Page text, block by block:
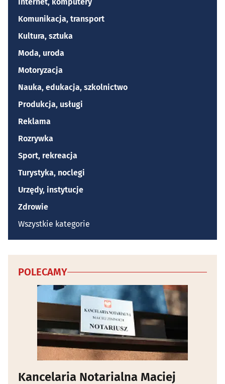
Komunikacja, transport
Kultura, sztuka
Moda, uroda
Motoryzacja
Nauka, edukacja, szkolnictwo
Produkcja, usługi
Reklama
Rozrywka
Sport, rekreacja
Turystyka, noclegi
Urzędy, instytucje
Zdrowie
Wszystkie kategorie
POLECAMY
Kancelaria Notarialna Maciej